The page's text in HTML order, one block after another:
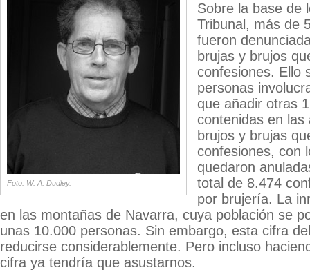
Foto: W. A. Dudley.
Sobre la base de
Tribunal, más de
fueron
brujas y brujos
confesiones. Ello
personas
que añadir otras
contenidas en
brujos y brujas
confesiones, con
quedaron
total de 8.474
por brujería. La
en las montañas de Navarra, cuya población se
unas 10.000 personas. Sin embargo, esta cifra
reducirse considerablemente. Pero incluso
cifra ya tendría que asustarnos.